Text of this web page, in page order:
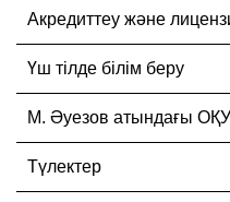
Акредиттеу және
Үш тілде білім беру
М. Әуезов атындағы
Түлектер